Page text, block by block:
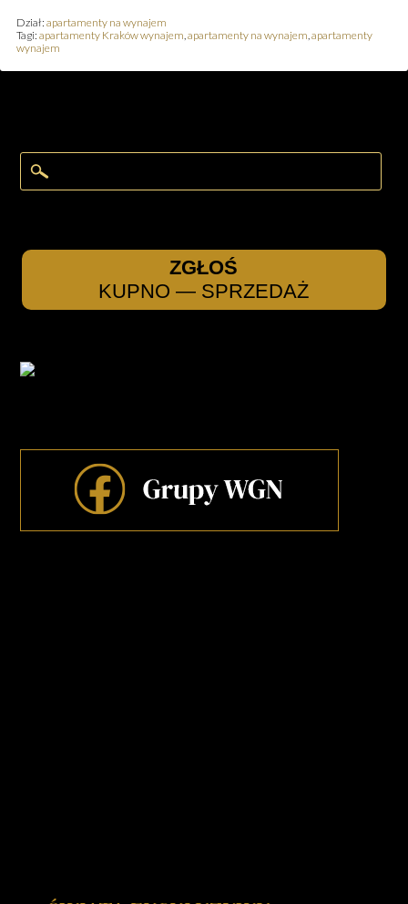
Dział: apartamenty na wynajem
Tagi: apartamenty Kraków wynajem,apartamenty na wynajem,apartamenty
wynajem
ZGŁOŚ
KUPNO — SPRZEDAŻ